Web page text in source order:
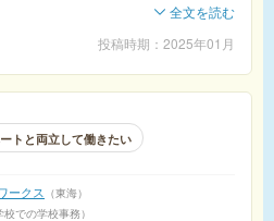
とにかく明るくハキハキ、見栄を
ことです！
全文を読む
投稿時期 2025年01月
トと両立して働きたい
ークス 東海
校での学校事務